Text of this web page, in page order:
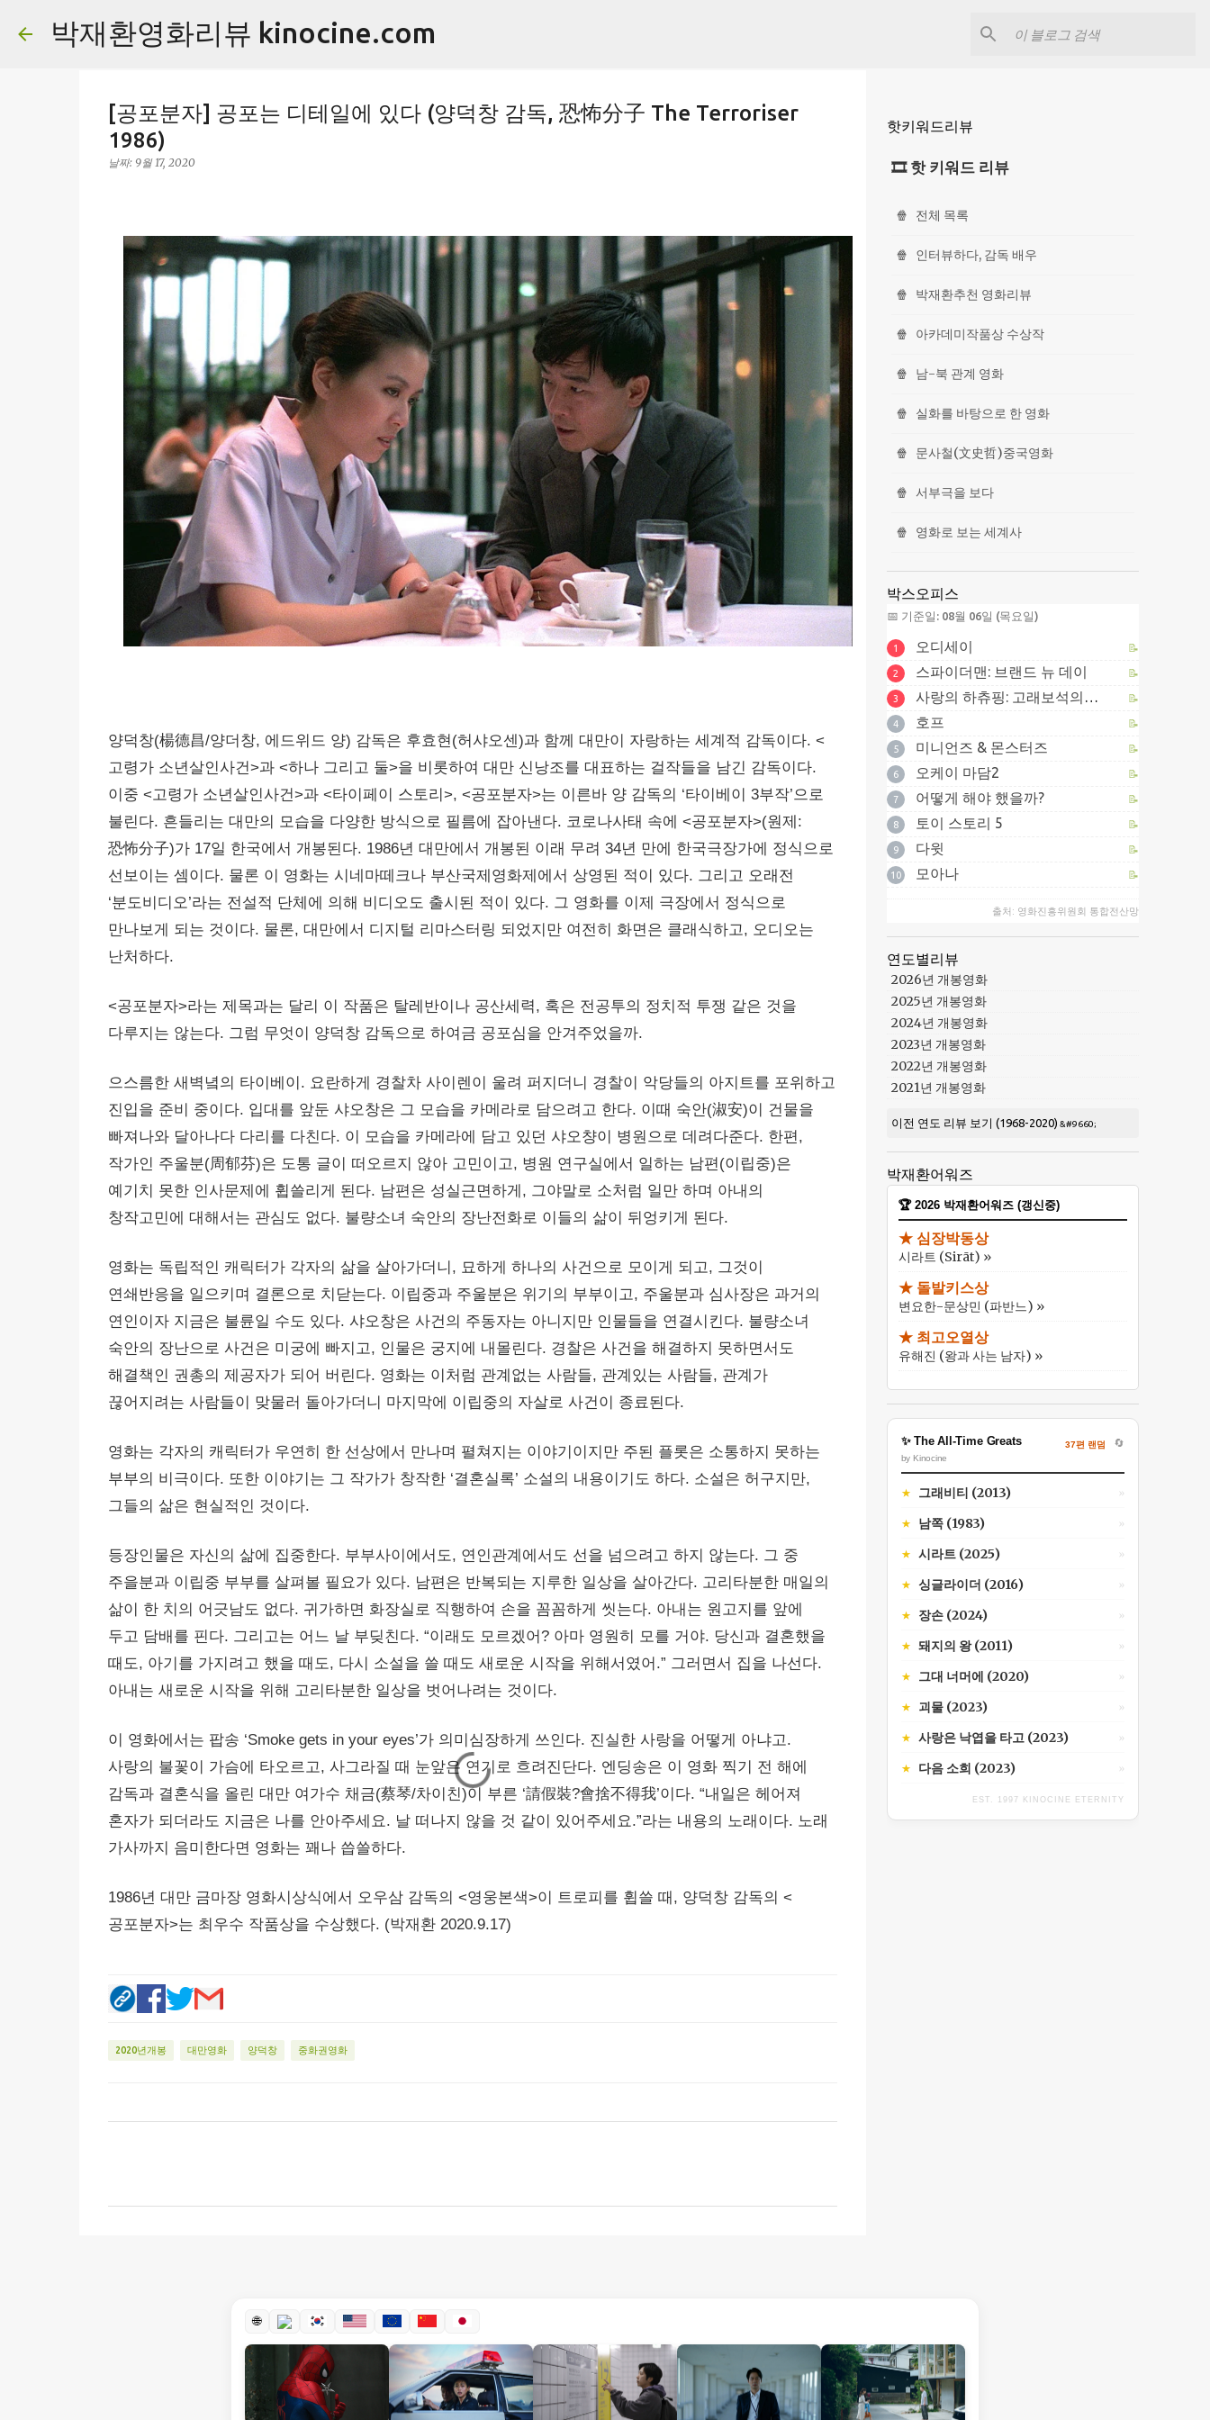
박재환영화리뷰 kinocine.com
[공포분자] 공포는 디테일에 있다 (양덕창 감독, 恐怖分子 The Terroriser
1986)
날짜: 9월 17, 2020
양덕창(楊德昌/양더창, 에드위드 양) 감독은 후효현(허샤오센)과 함께 대만이 자랑하는 세계적 감독이다. <
고령가 소년살인사건>과 <하나 그리고 둘>을 비롯하여 대만 신낭조를 대표하는 걸작들을 남긴 감독이다.
이중 <고령가 소년살인사건>과 <타이페이 스토리>, <공포분자>는 이른바 양 감독의 ‘타이베이 3부작’으로
불린다. 흔들리는 대만의 모습을 다양한 방식으로 필름에 잡아낸다. 코로나사태 속에 <공포분자>(원제:
恐怖分子)가 17일 한국에서 개봉된다. 1986년 대만에서 개봉된 이래 무려 34년 만에 한국극장가에 정식으로
선보이는 셈이다. 물론 이 영화는 시네마떼크나 부산국제영화제에서 상영된 적이 있다. 그리고 오래전
‘분도비디오’라는 전설적 단체에 의해 비디오도 출시된 적이 있다. 그 영화를 이제 극장에서 정식으로
만나보게 되는 것이다. 물론, 대만에서 디지털 리마스터링 되었지만 여전히 화면은 클래식하고, 오디오는
난처하다.
<공포분자>라는 제목과는 달리 이 작품은 탈레반이나 공산세력, 혹은 전공투의 정치적 투쟁 같은 것을
다루지는 않는다. 그럼 무엇이 양덕창 감독으로 하여금 공포심을 안겨주었을까.
으스름한 새벽녘의 타이베이. 요란하게 경찰차 사이렌이 울려 퍼지더니 경찰이 악당들의 아지트를 포위하고
진입을 준비 중이다. 입대를 앞둔 샤오창은 그 모습을 카메라로 담으려고 한다. 이때 숙안(淑安)이 건물을
빠져나와 달아나다 다리를 다친다. 이 모습을 카메라에 담고 있던 샤오챵이 병원으로 데려다준다. 한편,
작가인 주울분(周郁芬)은 도통 글이 떠오르지 않아 고민이고, 병원 연구실에서 일하는 남편(이립중)은
예기치 못한 인사문제에 휩쓸리게 된다. 남편은 성실근면하게, 그야말로 소처럼 일만 하며 아내의
창작고민에 대해서는 관심도 없다. 불량소녀 숙안의 장난전화로 이들의 삶이 뒤엉키게 된다.
영화는 독립적인 캐릭터가 각자의 삶을 살아가더니, 묘하게 하나의 사건으로 모이게 되고, 그것이
연쇄반응을 일으키며 결론으로 치닫는다. 이립중과 주울분은 위기의 부부이고, 주울분과 심사장은 과거의
연인이자 지금은 불륜일 수도 있다. 샤오창은 사건의 주동자는 아니지만 인물들을 연결시킨다. 불량소녀
숙안의 장난으로 사건은 미궁에 빠지고, 인물은 궁지에 내몰린다. 경찰은 사건을 해결하지 못하면서도
해결책인 권총의 제공자가 되어 버린다. 영화는 이처럼 관계없는 사람들, 관계있는 사람들, 관계가
끊어지려는 사람들이 맞물러 돌아가더니 마지막에 이립중의 자살로 사건이 종료된다.
영화는 각자의 캐릭터가 우연히 한 선상에서 만나며 펼쳐지는 이야기이지만 주된 플롯은 소통하지 못하는
부부의 비극이다. 또한 이야기는 그 작가가 창작한 ‘결혼실록’ 소설의 내용이기도 하다. 소설은 허구지만,
그들의 삶은 현실적인 것이다.
등장인물은 자신의 삶에 집중한다. 부부사이에서도, 연인관계에서도 선을 넘으려고 하지 않는다. 그 중
주을분과 이립중 부부를 살펴볼 필요가 있다. 남편은 반복되는 지루한 일상을 살아간다. 고리타분한 매일의
삶이 한 치의 어긋남도 없다. 귀가하면 화장실로 직행하여 손을 꼼꼼하게 씻는다. 아내는 원고지를 앞에
두고 담배를 핀다. 그리고는 어느 날 부딪친다. “이래도 모르겠어? 아마 영원히 모를 거야. 당신과 결혼했을
때도, 아기를 가지려고 했을 때도, 다시 소설을 쓸 때도 새로운 시작을 위해서였어.” 그러면서 집을 나선다.
아내는 새로운 시작을 위해 고리타분한 일상을 벗어나려는 것이다.
이 영화에서는 팝송 ‘Smoke gets in your eyes’가 의미심장하게 쓰인다. 진실한 사랑을 어떻게 아냐고.
사랑의 불꽃이 가슴에 타오르고, 사그라질 때 눈앞은 연기로 흐려진단다. 엔딩송은 이 영화 찍기 전 해에
감독과 결혼식을 올린 대만 여가수 채금(蔡琴/차이친)이 부른 ‘請假裝?會捨不得我’이다. “내일은 헤어져
혼자가 되더라도 지금은 나를 안아주세요. 날 떠나지 않을 것 같이 있어주세요.”라는 내용의 노래이다. 노래
가사까지 음미한다면 영화는 꽤나 씁쓸하다.
1986년 대만 금마장 영화시상식에서 오우삼 감독의 <영웅본색>이 트로피를 휩쓸 때, 양덕창 감독의 <
공포분자>는 최우수 작품상을 수상했다. (박재환 2020.9.17)
2020년개봉 대만영화 양덕창 중화권영화
핫키워드리뷰
🎞 핫 키워드 리뷰
🍿 전체 목록
🍿 인터뷰하다, 감독 배우
🍿 박재환추천 영화리뷰
🍿 아카데미작품상 수상작
🍿 남-북 관계 영화
🍿 실화를 바탕으로 한 영화
🍿 문사철(文史哲)중국영화
🍿 서부극을 보다
🍿 영화로 보는 세계사
박스오피스
📅 기준일: 08월 06일 (목요일)
1 오디세이 📝
2 스파이더맨: 브랜드 뉴 데이 📝
3 사랑의 하츄핑: 고래보석의 전설 📝
4 호프 📝
5 미니언즈 & 몬스터즈 📝
6 오케이 마담2 📝
7 어떻게 해야 했을까? 📝
8 토이 스토리 5 📝
9 다윗 📝
10 모아나 📝
출처: 영화진흥위원회 통합전산망
연도별리뷰
2026년 개봉영화
2025년 개봉영화
2024년 개봉영화
2023년 개봉영화
2022년 개봉영화
2021년 개봉영화
이전 연도 리뷰 보기 (1968-2020)
박재환어워즈
🏆 2026 박재환어워즈 (갱신중)
★ 심장박동상
시라트 (Sirāt) »
★ 돌발키스상
변요한-문상민 (파반느) »
★ 최고오열상
유해진 (왕과 사는 남자) »
✨ The All-Time Greats
by Kinocine
37편 랜덤 🔄
★ 그래비티 (2013) »
★ 남쪽 (1983) »
★ 시라트 (2025) »
★ 싱글라이더 (2016) »
★ 장손 (2024) »
★ 돼지의 왕 (2011) »
★ 그대 너머에 (2020) »
★ 괴물 (2023) »
★ 사랑은 낙엽을 타고 (2023) »
★ 다음 소희 (2023) »
EST. 1997 KINOCINE ETERNITY
🌐